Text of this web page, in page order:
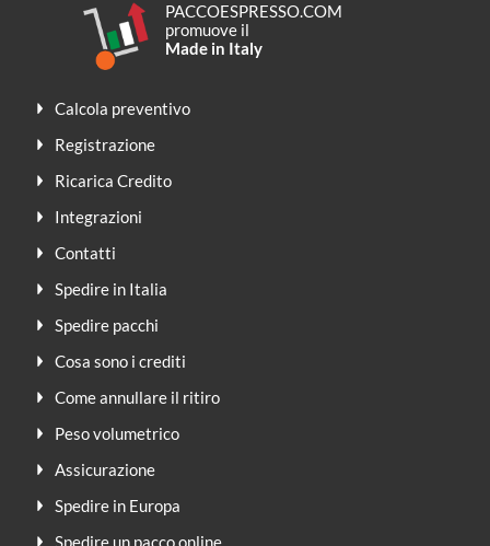
PACCOESPRESSO.COM
promuove il
Made in Italy
Calcola preventivo
Registrazione
Ricarica Credito
Integrazioni
Contatti
Spedire in Italia
Spedire pacchi
Cosa sono i crediti
Come annullare il ritiro
Peso volumetrico
Assicurazione
Spedire in Europa
Spedire un pacco online